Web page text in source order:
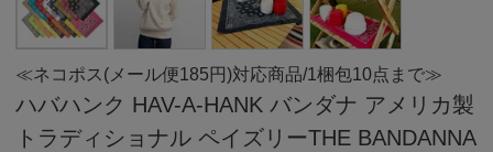
≪ネコポス(メール便185円)対応商品/1梱包10点まで≫
ハバハンク HAV-A-HANK バンダナ アメリカ製
トラディショナル ペイズリーTHE BANDANNA